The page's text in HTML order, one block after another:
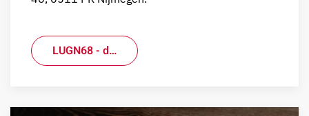
LUGN68 - d…